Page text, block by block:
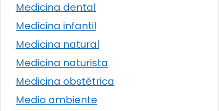
Medicina dental
Medicina infantil
Medicina natural
Medicina naturista
Medicina obstétrica
Medio ambiente